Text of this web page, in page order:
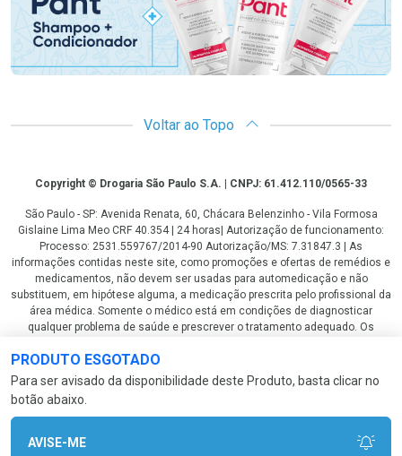
PRODUTO ESGOTADO
Para ser avisado da disponibilidade deste Produto, basta clicar no
botão abaixo.
AVISE-ME
Voltar ao Topo
CopyrightCopyright © Drogaria São Paulo S.A. | CNPJ: 61.412.110/0565-33
São Paulo - SP: Avenida Renata, 60, Chácara Belenzinho - Vila Formosa
Gislaine Lima Meo CRF 40.354 | 24 horas| Autorização de funcionamento:
Processo: 2531.559767/2014-90 Autorização/MS: 7.31847.3 | As
informações contidas neste site, como promoções e ofertas de remédios e
medicamentos, não devem ser usadas para automedicação e não
substituem, em hipótese alguma, a medicação prescrita pelo profissional da
área médica. Somente o médico está em condições de diagnosticar
qualquer problema de saúde e prescrever o tratamento adequado. Os
fotos contidas em nosso site são meramente ilustrativas. *Preços e
disponibilidade sujeitos a alterações no decorrer do dia. Antibióticos e
antimicrobianos vendas apenas em lojas físicas ou televendas. Portaria nº
344 - 01/02/1999 - Ministério da Saúde. Horário de funcionamento Central